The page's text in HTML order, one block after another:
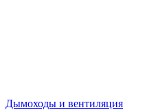
Дымоходы и вентиляция